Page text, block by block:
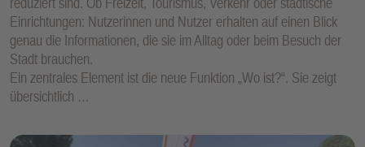
Einrichtungen: Nutzerinnen und Nutzer erhalten auf einen Blick
genau die Informationen, die sie im Alltag oder beim Besuch der
Stadt brauchen.
Ein zentrales Element ist die neue Funktion „Wo ist?“. Sie zeigt
übersichtlich …